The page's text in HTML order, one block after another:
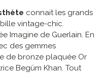
connait les grands
vintage-chic.
Imagine de Guerlain. En
des gemmes
de bronze plaquée Or
Begüm Khan. Tout